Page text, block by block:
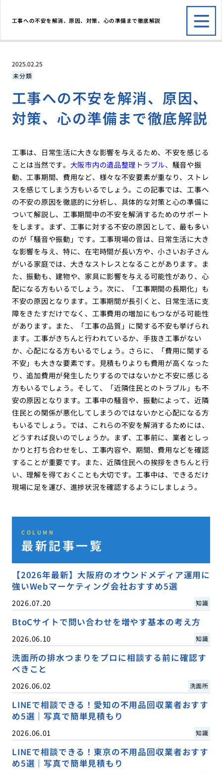
工事への不安を解消、原因、対策、心の準備まで徹底解説
2025.02.25
未分類
工事への不安を解消、原因、
対策、心の準備まで徹底解説
工事は、日常生活に大きな影響を与えるため、不安を感じる
ことは当然です。 大阪市内の遺品整理トラブル、 騒音や振
動、工事期間、費用など、様々な不安要素が重なり、ストレ
スを感じてしまう方もいるでしょう。この記事では、工事へ
の不安の原因を徹底的に分析し、具体的な対策と心の準備に
ついて解説し、工事期間中の不安を解消するためのサポート
をします。まず、工事に対する不安の原因として、最も多い
のが「騒音や振動」です。工事現場の音は、日常生活に大き
な影響を与え、特に、在宅時間が長い方や、小さいお子さん
がいる家庭では、大きなストレスとなることがあります。ま
た、振動も、建物や、家具に影響を与える可能性があり、心
配になる方もいるでしょう。次に、「工事期間の長期化」も
不安の原因となります。工事期間が長引くと、日常生活に支
障をきたすだけでなく、工事費用の増加にもつながる可能性
があります。また、「工事の品質」に関する不安も挙げられ
ます。工事がきちんと行われているか、手抜き工事がない
か、心配になる方もいるでしょう。さらに、「費用に関する
不安」も大きな要素です。見積もりよりも費用が高くなった
り、追加費用が発生したりするのではないかと不安に感じる
方もいるでしょう。そして、「近隣住民とのトラブル」も不
安の原因となります。工事中の騒音や、振動によって、近隣
住民との関係が悪化してしまうのではないかと心配になる方
もいるでしょう。では、これらの不安を解消するためには、
どうすれば良いのでしょうか。まず、工事前に、業者としっ
かりと打ち合わせをし、工事内容や、期間、費用などを確認
することが重要です。また、近隣住民への挨拶をきちんと行
い、理解を得ておくことも大切です。工事中は、できるだけ
現場に足を運び、進捗状況を確認するようにしましょう。
COLUMN
最新記事一覧
【2026年最新】大阪府のオウンドメディア運用に
強いWebマーケティング会社おすすめ5選
2026.07.20 知識
BtoCサイトで問い合わせを増やす基本の考え方
2026.06.10 知識
洗面所の排水つまりをプロに相談する前に確認す
べきこと
2026.06.02 洗面所
LINEで相談できる！愛知の不用品回収業者おすす
め5選｜写真で簡単見積もり
2026.06.01 知識
LINEで相談できる！東京の不用品回収業者おすす
め5選｜写真で簡単見積もり